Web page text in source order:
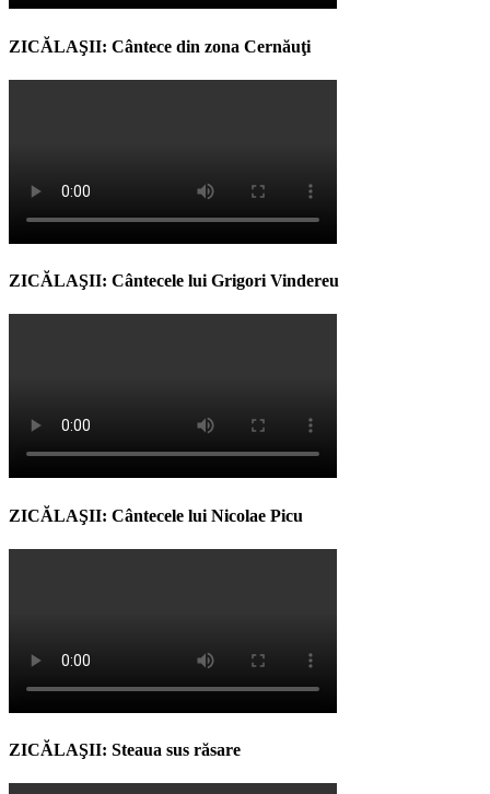
ZICĂLAŞII: Cântece din zona Cernăuţi
ZICĂLAŞII: Cântecele lui Grigori Vindereu
ZICĂLAŞII: Cântecele lui Nicolae Picu
ZICĂLAŞII: Steaua sus răsare